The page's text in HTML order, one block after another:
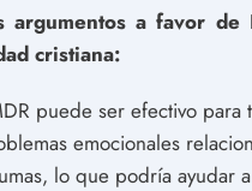
argumentos a favor de
cristiana:
puede ser efectivo para
emocionales
lo que podría ayudar